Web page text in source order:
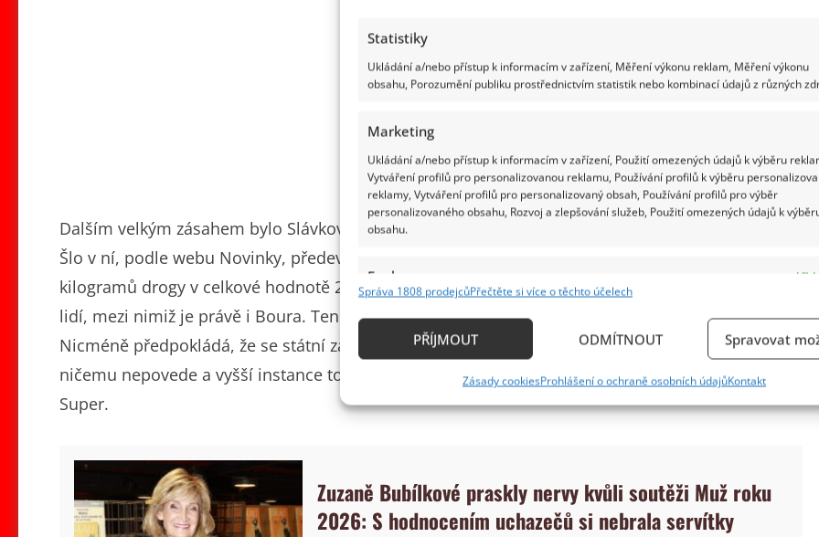
Statistiky
Ukládání a/nebo přístup k informacím v zařízení, Měření výkonu reklam, Měření výkonu
obsahu, Porozumění publiku prostřednictvím statistik nebo kombinací údajů z různých
Marketing
Ukládání a/nebo přístup k informacím v zařízení, Použití omezených údajů k výběru
Vytváření profilů pro personalizovanou reklamu, Používání profilů k výběru
reklamy, Vytváření profilů pro personalizovaný obsah, Používání profilů pro výběr
personalizovaného obsahu, Rozvoj a zlepšování služeb, Použití omezených údajů k
obsahu.
Funkce
Identifikace zařízení na základě automaticky přenášených informací.
základě aktivně požadovaných informací.
obsahu, Ukládání a sdělování voleb ochrany osobních údajů.
Správa 1808 prodejcůPřečtěte si více o těchto účelech
PŘÍJMOUT ODMÍTNOUT Spravovat
Zásady cookiesProhlášení o ochraně osobních údajůKontakt
Dalším velkým zásahem bylo Slávkovo obvinění v drogové kauze. Ta se přitom rozplétá dosud.
Šlo v ní, podle webu Novinky, především o pašování drog – mělo se jednat o neuvěřitelných 780
kilogramů drogy v celkové hodnotě 2,1 miliardy korun. V celé kauze bylo obviněno více než 58
lidí, mezi nimiž je právě i Boura. Ten byl přitom už podruhé osvobozen a říká, že je nevinný.
Nicméně předpokládá, že se státní zástupce podruhé odvolá. Myslí si ale, že to už ve výsledku k
ničemu nepovede a vyšší instance to smete ze stolu jako nedůvodné obvinění, jak sdělil deníku
Super.
Zuzaně Bubílkové praskly nervy kvůli soutěži Muž roku
2026: S hodnocením uchazečů si nebrala servítky